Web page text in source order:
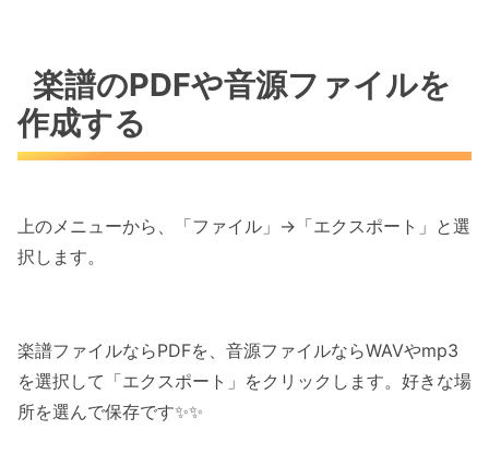
楽譜のPDFや音源ファイルを
作成する
上のメニューから、「ファイル」→「エクスポート」と選
択します。
楽譜ファイルならPDFを、音源ファイルならWAVやmp3
を選択して「エクスポート」をクリックします。好きな場
所を選んで保存です✨✨